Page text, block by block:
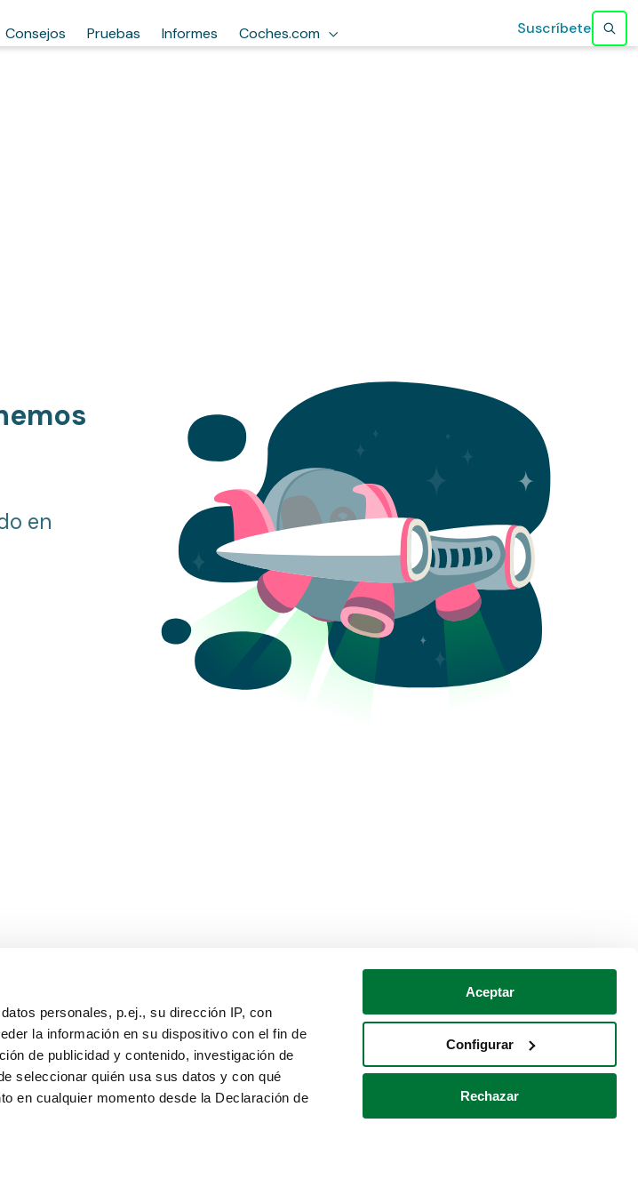
personales, p.ej., su dirección IP, con
la información en su dispositivo con el fin de
de publicidad y contenido, investigación de
seleccionar quién usa sus datos y con qué
en cualquier momento desde la Declaración de
Aceptar
Configurar
Rechazar
Consejos Pruebas Informes Coches.com Suscríbete
en